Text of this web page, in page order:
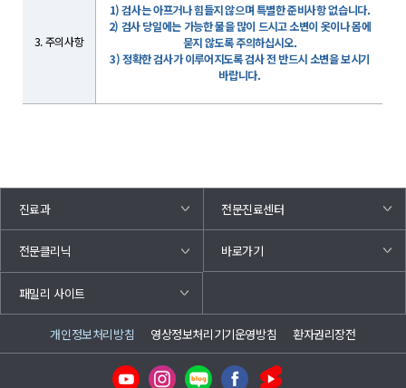
3. 주의사항
1) 검사는 아프거나 힘들지 않으며 특별한 준비사항 없습니다.
2) 검사 당일에는 가능한 물을 많이 드시고 소변이 옷이나 몸에
묻지 않도록 주의하십시오.
3) 정확한 검사가 이루어지도록 검사 전 반드시 소변을 보시기
바랍니다.
진료과 전문진료센터
전문클리닉 바로가기
패밀리 사이트
개인정보처리방침 영상정보처리기기운영방침 환자권리장전